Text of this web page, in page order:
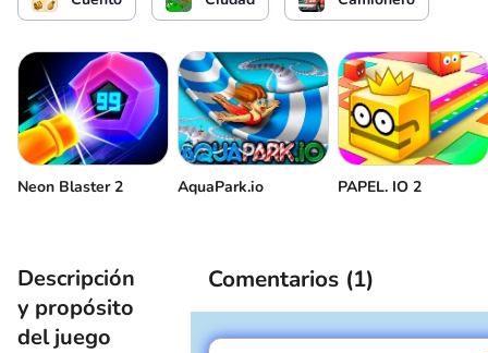
Acoplamiento del remolque
Freno de estacionamiento
Neon Blaster 2 AquaPark.io PAPEL. IO 2
Descripción
y propósito
del juego
Comentarios (1)